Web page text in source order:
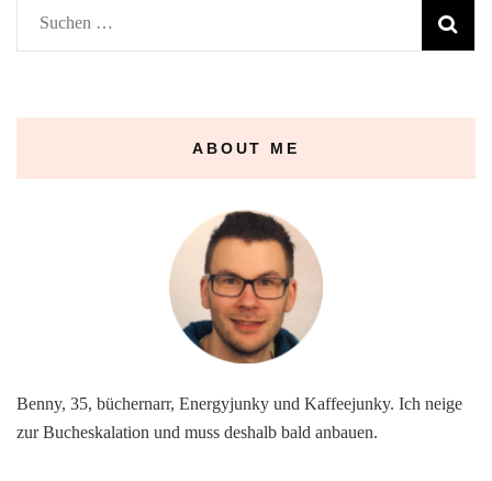
Suchen
nach:
ABOUT ME
Benny, 35, büchernarr, Energyjunky und Kaffeejunky. Ich neige
zur Bucheskalation und muss deshalb bald anbauen.